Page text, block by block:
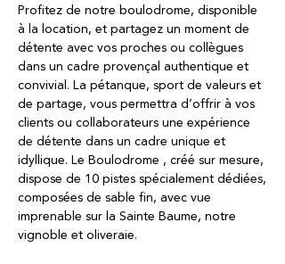
Profitez de notre boulodrome, disponible
à la location, et partagez un moment de
détente avec vos proches ou collègues
dans un cadre provençal authentique et
convivial. La pétanque, sport de valeurs et
de partage, vous permettra d’offrir à vos
clients ou collaborateurs une expérience
de détente dans un cadre unique et
idyllique. Le Boulodrome , créé sur mesure,
dispose de 10 pistes spécialement dédiées,
composées de sable fin, avec vue
imprenable sur la Sainte Baume, notre
vignoble et oliveraie.